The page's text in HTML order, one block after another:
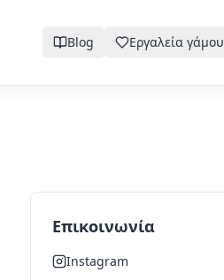
Blog Εργαλεία γάμου
Επικοινωνία
Instagram